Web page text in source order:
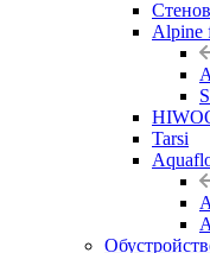
Alpine
Tarsi